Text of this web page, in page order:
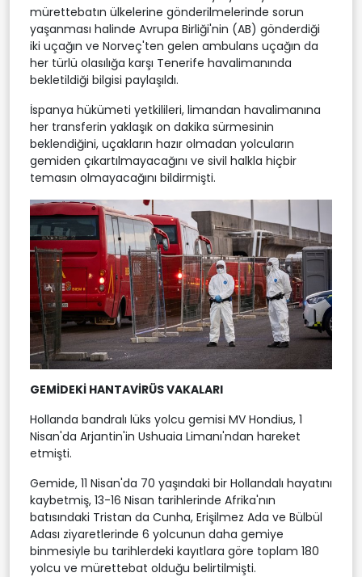
mürettebatın ülkelerine gönderilmelerinde sorun
yaşanması halinde Avrupa Birliği'nin (AB) gönderdiği
iki uçağın ve Norveç'ten gelen ambulans uçağın da
her türlü olasılığa karşı Tenerife havalimanında
bekletildiği bilgisi paylaşıldı.
İspanya hükümeti yetkilileri, limandan havalimanına
her transferin yaklaşık on dakika sürmesinin
beklendiğini, uçakların hazır olmadan yolcuların
gemiden çıkartılmayacağını ve sivil halkla hiçbir
temasın olmayacağını bildirmişti.
GEMİDEKİ HANTAVİRÜS VAKALARI
Hollanda bandralı lüks yolcu gemisi MV Hondius, 1
Nisan'da Arjantin'in Ushuaia Limanı'ndan hareket
etmişti.
Gemide, 11 Nisan'da 70 yaşındaki bir Hollandalı hayatını
kaybetmiş, 13-16 Nisan tarihlerinde Afrika'nın
batısındaki Tristan da Cunha, Erişilmez Ada ve Bülbül
Adası ziyaretlerinde 6 yolcunun daha gemiye
binmesiyle bu tarihlerdeki kayıtlara göre toplam 180
yolcu ve mürettebat olduğu belirtilmişti.